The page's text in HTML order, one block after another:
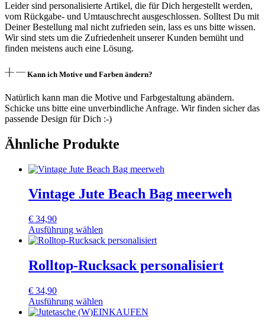
Leider sind personalisierte Artikel, die für Dich hergestellt werden,
vom Rückgabe- und Umtauschrecht ausgeschlossen. Solltest Du mit
Deiner Bestellung mal nicht zufrieden sein, lass es uns bitte wissen.
Wir sind stets um die Zufriedenheit unserer Kunden bemüht und
finden meistens auch eine Lösung.
Kann ich Motive und Farben ändern?
Natürlich kann man die Motive und Farbgestaltung abändern.
Schicke uns bitte eine unverbindliche Anfrage. Wir finden sicher das
passende Design für Dich :-)
Ähnliche Produkte
Vintage Jute Beach Bag meerweh
€ 34,90
Ausführung wählen
Dieses
weist
mehrere
auf.
Die
Optionen
Rolltop-Rucksack personalisiert
€ 34,90
Ausführung wählen
Dieses